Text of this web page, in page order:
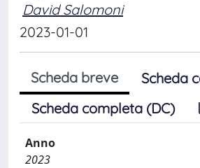
David Salomoni
2023-01-01
Scheda breve
Scheda
Scheda completa (DC)
Anno
2023